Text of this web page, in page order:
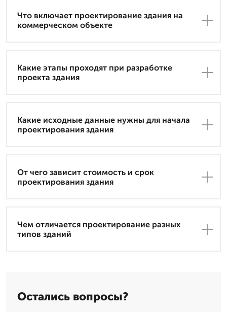
Что включает проектирование здания на
коммерческом объекте
Какие этапы проходят при разработке
проекта здания
Какие исходные данные нужны для начала
проектирования здания
От чего зависит стоимость и срок
проектирования здания
Чем отличается проектирование разных
типов зданий
Остались вопросы?